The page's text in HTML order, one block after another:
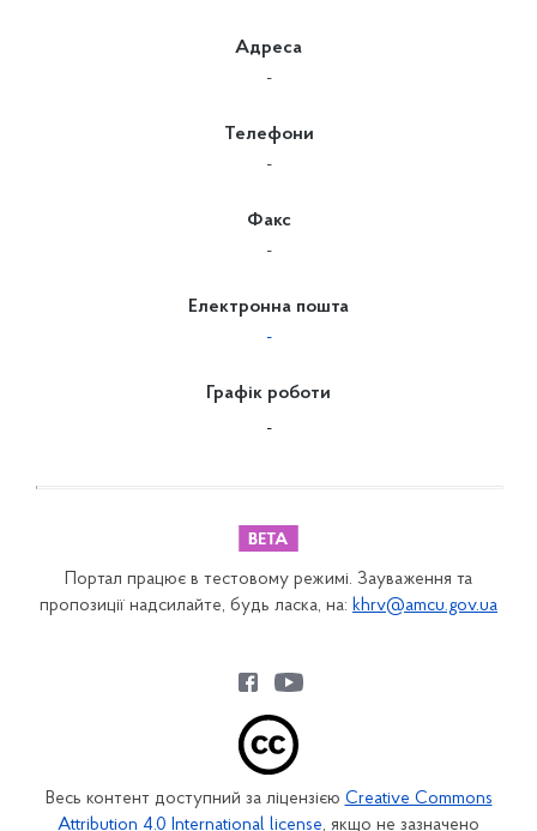
Адреса
-
Телефони
-
Факс
-
Електронна пошта
-
Графік роботи
-
Портал працює в тестовому режимі. Зауваження та
пропозиції надсилайте, будь ласка, на: khrv@amcu.gov.ua
Весь контент доступний за ліцензією Creative Commons
Attribution 4.0 International license, якщо не зазначено